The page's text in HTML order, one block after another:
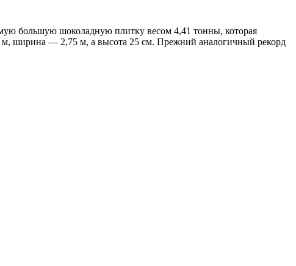
большую шоколадную плитку весом 4,41 тонны, которая
м, ширина — 2,75 м, а высота 25 см. Прежний аналогичный рекорд